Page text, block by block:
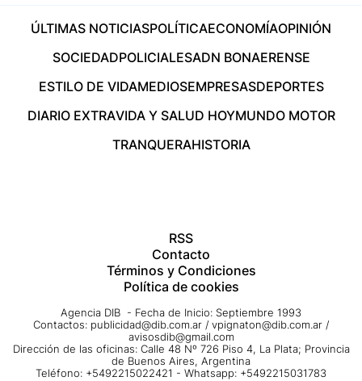
ÚLTIMAS NOTICIASPOLÍTICAECONOMÍAOPINIÓN
SOCIEDADPOLICIALESADN BONAERENSE
ESTILO DE VIDAMEDIOSEMPRESASDEPORTES
DIARIO EXTRAVIDA Y SALUD HOYMUNDO MOTOR
TRANQUERAHISTORIA
RSS
Contacto
Términos y Condiciones
Política de cookies
Agencia DIB - Fecha de Inicio: Septiembre 1993
Contactos: publicidad@dib.com.ar / vpignaton@dib.com.ar /
avisosdib@gmail.com
Dirección de las oficinas: Calle 48 Nº 726 Piso 4, La Plata; Provincia
de Buenos Aires, Argentina
Teléfono: +5492215022421 - Whatsapp: +5492215031783